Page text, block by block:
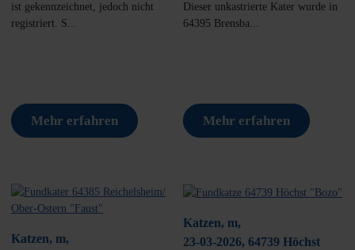
ist gekennzeichnet, jedoch nicht
registriert. S...
Mehr erfahren
Dieser unkastrierte Kater wurde in
64395 Brensba...
Mehr erfahren
Katzen, m,
Katzen, m,
23-03-2026, 64739 Höchst